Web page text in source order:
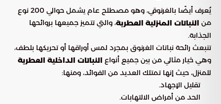
يُعرف أيضًا بالغرنوقي، وهو مصطلح عام يشمل حوالي 200 نوع
من النباتات المنزلية العطرية، والتي تتميز جميعها بروائحها
الجذابة.
تنبعث رائحة نباتات الغرنوق بمجرد لمس أوراقها أو تحريكها بلطف،
وهي خيار مثالي من بين جميع أنواع النباتات الداخلية العطرية
للمنزل، حيث إنها تمتلك العديد من الفوائد، ومنها:
تقليل الإجهاد.
الحد من أمراض الالتهابات.